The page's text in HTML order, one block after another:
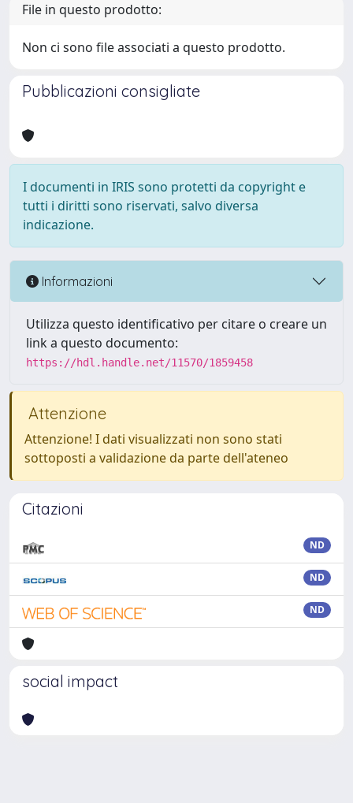
File in questo prodotto:
Non ci sono file associati a questo prodotto.
Pubblicazioni consigliate
I documenti in IRIS sono protetti da copyright e
tutti i diritti sono riservati, salvo diversa
indicazione.
Informazioni
Utilizza questo identificativo per citare o creare un
link a questo documento:
https://hdl.handle.net/11570/1859458
Attenzione
Attenzione! I dati visualizzati non sono stati
sottoposti a validazione da parte dell'ateneo
Citazioni
ND
ND
ND
social impact